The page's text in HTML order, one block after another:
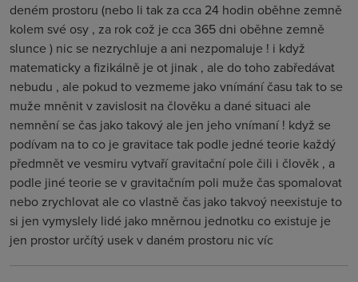
deném prostoru (nebo li tak za cca 24 hodin oběhne zemně
kolem své osy , za rok což je cca 365 dni oběhne zemně
slunce ) nic se nezrychluje a ani nezpomaluje ! i když
matematicky a fizikálně je ot jinak , ale do toho zabředávat
nebudu , ale pokud to vezmeme jako vnímání času tak to se
muže mněnit v zavislosit na člověku a dané situaci ale
nemnění se čas jako takový ale jen jeho vnímaní ! když se
podívam na to co je gravitace tak podle jedné teorie každý
předmnět ve vesmiru vytvaří gravitační pole čili i člověk , a
podle jiné teorie se v gravitačním poli muže čas spomalovat
nebo zrychlovat ale co vlastně čas jako takvoý neexistuje to
si jen vymyslely lidé jako mněrnou jednotku co existuje je
jen prostor určítý usek v daném prostoru nic víc